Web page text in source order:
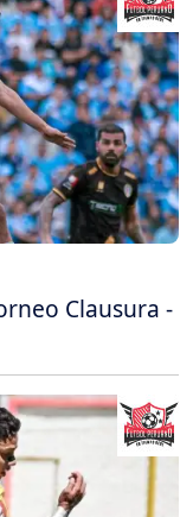
Clausura -